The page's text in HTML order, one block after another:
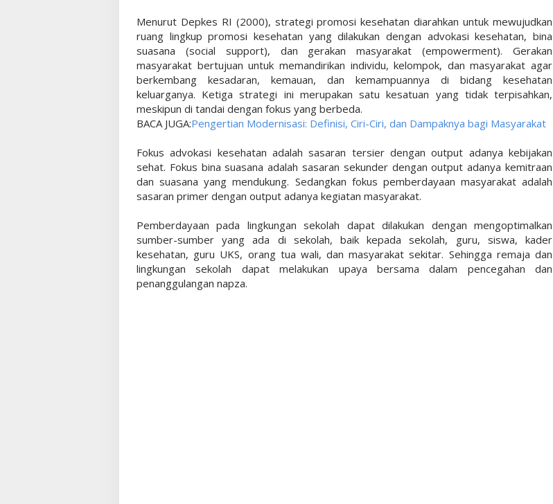
Menurut Depkes RI (2000), strategi promosi kesehatan diarahkan untuk mewujudkan
ruang lingkup promosi kesehatan yang dilakukan dengan advokasi kesehatan, bina
suasana (social support), dan gerakan masyarakat (empowerment). Gerakan
masyarakat bertujuan untuk memandirikan individu, kelompok, dan masyarakat agar
berkembang kesadaran, kemauan, dan kemampuannya di bidang kesehatan
keluarganya. Ketiga strategi ini merupakan satu kesatuan yang tidak terpisahkan,
meskipun di tandai dengan fokus yang berbeda.
BACA JUGA:Pengertian Modernisasi: Definisi, Ciri-Ciri, dan Dampaknya bagi Masyarakat
Fokus advokasi kesehatan adalah sasaran tersier dengan output adanya kebijakan
sehat. Fokus bina suasana adalah sasaran sekunder dengan output adanya kemitraan
dan suasana yang mendukung. Sedangkan fokus pemberdayaan masyarakat adalah
sasaran primer dengan output adanya kegiatan masyarakat.
Pemberdayaan pada lingkungan sekolah dapat dilakukan dengan mengoptimalkan
sumber-sumber yang ada di sekolah, baik kepada sekolah, guru, siswa, kader
kesehatan, guru UKS, orang tua wali, dan masyarakat sekitar. Sehingga remaja dan
lingkungan sekolah dapat melakukan upaya bersama dalam pencegahan dan
penanggulangan napza.